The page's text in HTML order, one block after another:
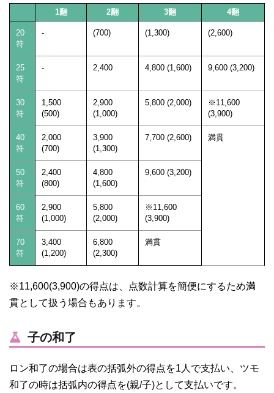
1翻 2翻 3翻 4翻
20
符
- (700) (1,300) (2,600)
25
符
- 2,400 4,800 (1,600) 9,600 (3,200)
30
符
1,500
(500)
2,900
(1,000)
5,800 (2,000)
※11,600
(3,900)
40
符
2,000
(700)
3,900
(1,300)
7,700 (2,600) 満貫
50
符
2,400
(800)
4,800
(1,600)
9,600 (3,200)
60
符
2,900
(1,000)
5,800
(2,000)
※11,600
(3,900)
70
符
3,400
(1,200)
6,800
(2,300)
満貫
※11,600(3,900)の得点は、点数計算を簡便にするため満
貫として扱う場合もあります。
子の和了
ロン和了の場合は表の括弧外の得点を1人で支払い、ツモ
和了の時は括弧内の得点を(親/子)として支払いです。